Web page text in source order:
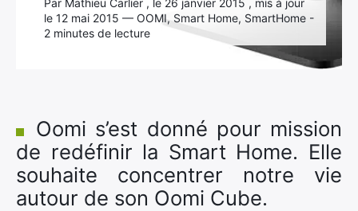
Par Mathieu Carlier , le 26 janvier 2015 , mis à jour
le 12 mai 2015 — OOMI, Smart Home, SmartHome -
2 minutes de lecture
Oomi s’est donné pour mission
de redéfinir la Smart Home. Elle
souhaite concentrer notre vie
autour de son Oomi Cube.